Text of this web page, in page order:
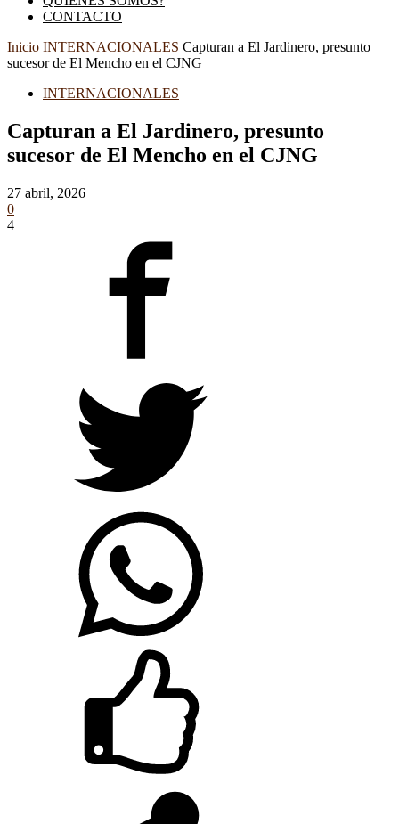
CONTACTO
Inicio INTERNACIONALES Capturan a El Jardinero, presunto
sucesor de El Mencho en el CJNG
INTERNACIONALES
Capturan a El Jardinero, presunto
sucesor de El Mencho en el CJNG
27 abril, 2026
0
4